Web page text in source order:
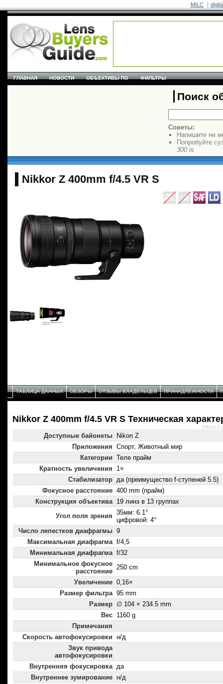
MILC
ГЛАВНАЯ НОВОСТИ ОБЪЕКТИВЫ ПО ФИЛЬТРЫ
Поиск
Советы:
Напишите не
Попробуйте
300 is
Nikkor Z 400mm f/4.5 VR S
ТАБЛИЦА ДАННЫХ ОБЗОРЫ ОТЗЫВЫ ВЛАДЕЛЬЦЕВ ПРИНАДЛЕЖНОСТИ
Nikkor Z 400mm f/4.5 VR S Техническая
Доступные байонеты
Nikon Z
Приложения Спорт, Животный мир
Категории Теле прайм
Кратность увеличения
1×
Стабилизатор да (преимущество f-ступеней 5.5)
Фокусное расстояние 400 mm (прайм)
Конструкция объектива 19 линз в 13 группах
Угол поля зрения 35мм: 6.1°
цифровой: 4°
Число лепестков диафрагмы 9
Максимальная диафрагма f/4,5
Минимальная диафрагма f/32
Минимальное фокусное
расстояние
250 cm
Увеличение 0,16×
Размер фильтра 95 mm
Размер ∅ 104 × 234.5 mm
Вес 1160 g
Примечания
Скорость автофокусировки н/д
Звук привода
автофокусировки
Внутренняя фокусировка да
Внутреннее зумирование н/д
Nikkor Z